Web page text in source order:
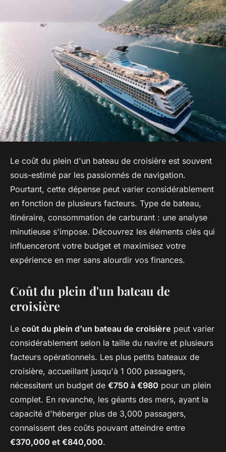
Le coût du plein d'un bateau de croisière est souvent
sous-estimé par les passionnés de navigation.
Pourtant, cette dépense peut varier considérablement
en fonction de plusieurs facteurs. Type de bateau,
itinéraire, consommation de carburant : une analyse
minutieuse s'impose. Découvrez les éléments clés qui
influenceront votre budget et maximisez votre
expérience en mer sans alourdir vos finances.
Coût du plein d'un bateau de
croisière
Le coût du plein d'un bateau de croisière peut varier
considérablement selon la taille du navire et plusieurs
facteurs opérationnels. Les plus petits bateaux de
croisière, accueillant jusqu'à 1 000 passagers,
nécessitent un budget de €750 à €980 pour un plein
complet. En revanche, les géants des mers, ayant la
capacité d'héberger plus de 3,000 passagers,
connaissent des coûts pouvant atteindre entre
€370,000 et €840,000.